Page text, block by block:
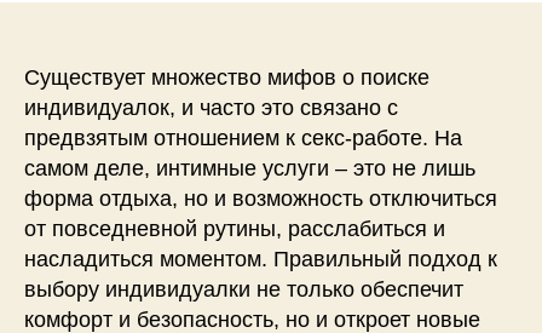
индивидуалки:
как
рисков
и
суеты
へ
の
Существует множество мифов о поиске
индивидуалок, и часто это связано с
предвзятым отношением к секс-работе. На
самом деле, интимные услуги – это не лишь
форма отдыха, но и возможность отключиться
от повседневной рутины, расслабиться и
насладиться моментом. Правильный подход к
выбору индивидуалки не только обеспечит
комфорт и безопасность, но и откроет новые